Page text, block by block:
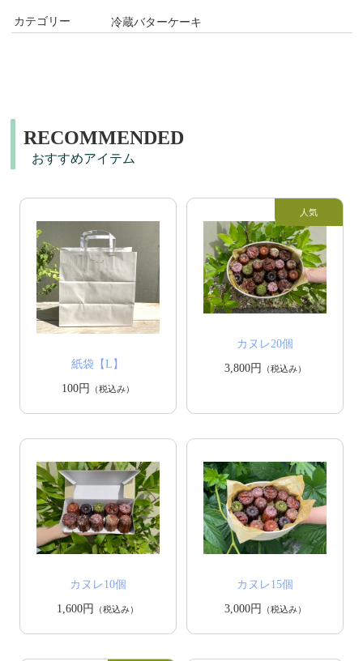
カテゴリー 冷蔵バターケーキ
RECOMMENDED
おすすめアイテム
紙袋【L】
100円
（税込み）
カヌレ20個
3,800円
（税込み）
カヌレ10個
1,600円
（税込み）
カヌレ15個
3,000円
（税込み）